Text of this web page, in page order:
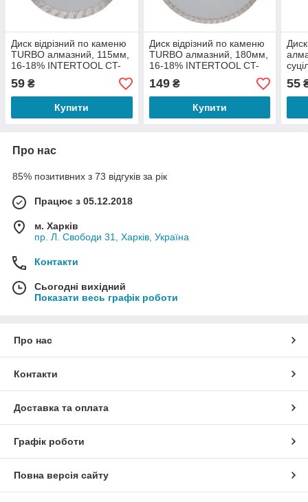
Диск відрізний по каменю
TURBO алмазний, 115мм,
16-18% INTERTOOL CT-
2001
59 ₴
Купити
Диск відрізний по каменю
TURBO алмазний, 180мм,
16-18% INTERTOOL CT-
2004
149₴
Купити
Диск
мм,
CT-
55
Про нас
85% позитивних з 73 відгуків за рік
Працює з 05.12.2018
м. Харків
пр. Л. Свободи 31, Харків, Україна
Контакти
Сьогодні вихідний
Показати весь графік роботи
Про нас
Контакти
Доставка та оплата
Графік роботи
Повна версія сайту